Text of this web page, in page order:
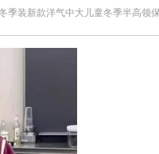
季装新款洋气中大儿童冬季半高领